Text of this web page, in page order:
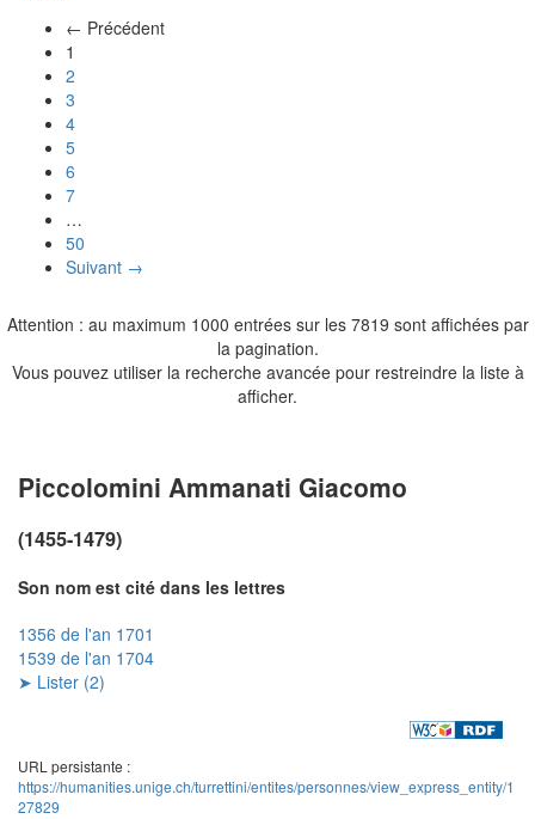
← Précédent
1
2
3
4
5
6
7
…
50
Suivant →
Attention : au maximum 1000 entrées sur les 7819 sont affichées par
la pagination.
Vous pouvez utiliser la recherche avancée pour restreindre la liste à
afficher.
Piccolomini Ammanati Giacomo
(1455-1479)
Son nom est cité dans les lettres
1356 de l'an 1701
1539 de l'an 1704
➤ Lister (2)
URL persistante :
https://humanities.unige.ch/turrettini/entites/personnes/view_express_entity/1
27829